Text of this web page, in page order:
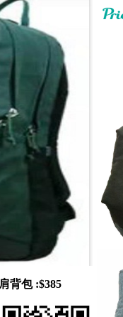
背包 :$385